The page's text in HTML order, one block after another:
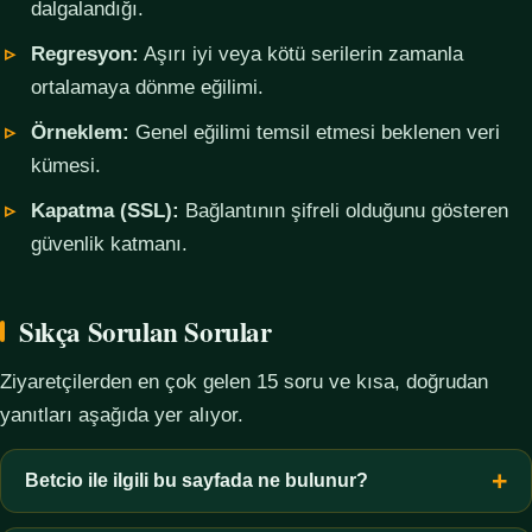
dalgalandığı.
Regresyon: Aşırı iyi veya kötü serilerin zamanla
ortalamaya dönme eğilimi.
Örneklem: Genel eğilimi temsil etmesi beklenen veri
kümesi.
Kapatma (SSL): Bağlantının şifreli olduğunu gösteren
güvenlik katmanı.
Sıkça Sorulan Sorular
Ziyaretçilerden en çok gelen 15 soru ve kısa, doğrudan
yanıtları aşağıda yer alıyor.
Betcio ile ilgili bu sayfada ne bulunur?
Bu sayfada yalnızca kavramsal bilgi, terim açıklamaları, veri